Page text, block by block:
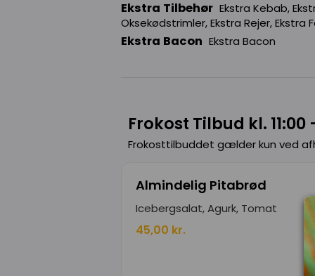
Ekstra Tilbehør Ekstra Kebab,
Oksekødstrimler, Ekstra Rejer, Ekstra
Ekstra Bacon Ekstra Bacon
Frokost Tilbud kl. 11:00
Frokosttilbuddet gælder kun ved
Almindelig Pitabrød
Icebergsalat, Agurk, Tomat
45,00 kr.